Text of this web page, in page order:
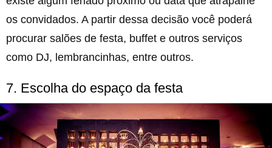
os convidados. A partir dessa decisão você poderá
procurar salões de festa, buffet e outros serviços
como DJ, lembrancinhas, entre outros.
7. Escolha do espaço da festa